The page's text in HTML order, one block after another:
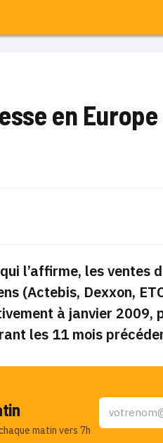
en Europe
l’affirme, les
(Actebis, Dexxon,
à janvier 2009,
les 11 mois
matin vers 7h